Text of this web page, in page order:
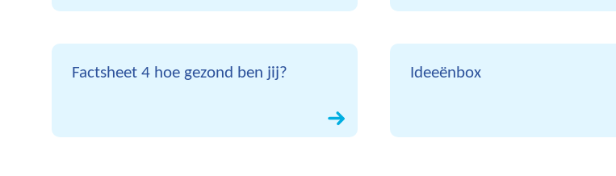
Factsheet 4 hoe gezond ben jij? Ideeënbox